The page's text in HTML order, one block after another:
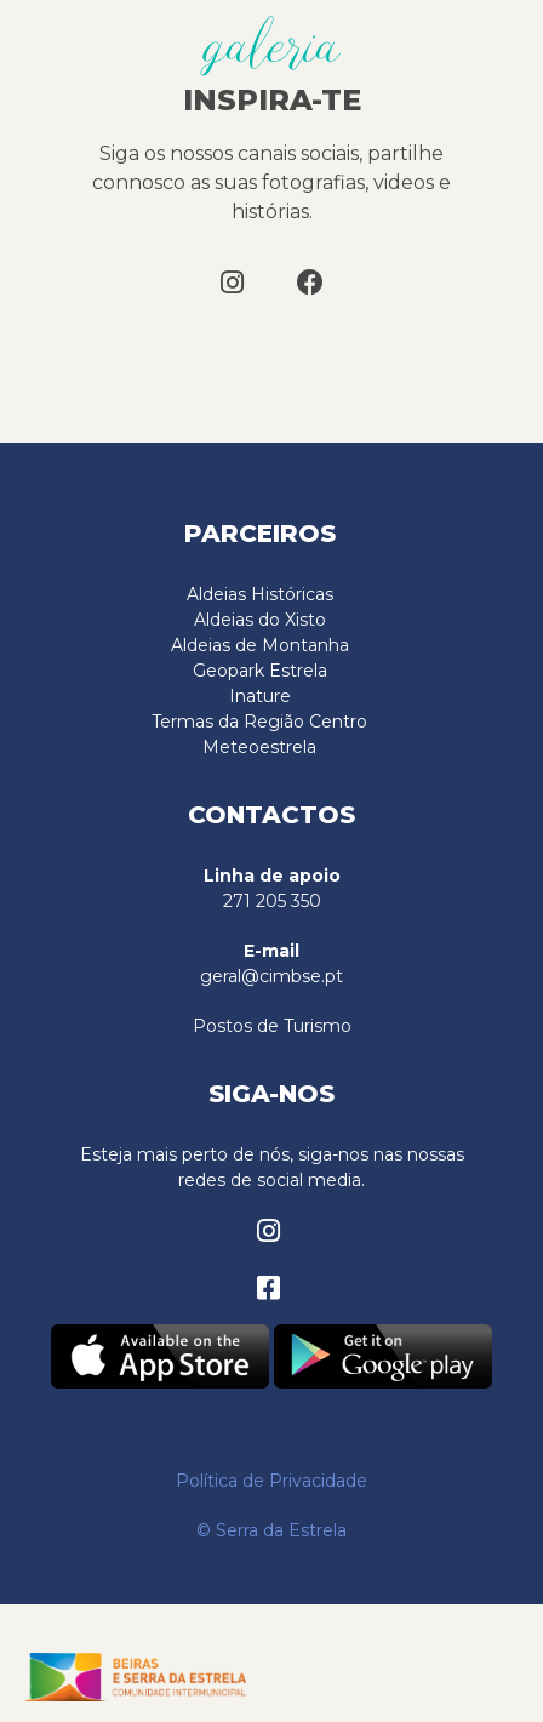
galeria
INSPIRA-TE
Siga os nossos canais sociais, partilhe
connosco as suas fotografias, videos e
histórias.
PARCEIROS
Aldeias Históricas
Aldeias do Xisto
Aldeias de Montanha
Geopark Estrela
Inature
Termas da Região Centro
Meteoestrela
CONTACTOS
Linha de apoio
271 205 350
E-mail
geral@cimbse.pt
Postos de Turismo
SIGA-NOS
Esteja mais perto de nós, siga-nos nas nossas
redes de social media.
© Serra da Estrela
Política de Privacidade